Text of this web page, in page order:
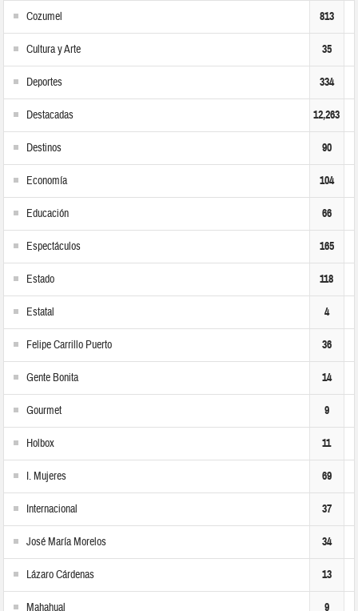
Cozumel 813
Cultura y Arte 35
Deportes 334
Destacadas 12,263
Destinos 90
Economía 104
Educación 66
Espectáculos 165
Estado 118
Estatal 4
Felipe Carrillo Puerto 36
Gente Bonita 14
Gourmet 9
Holbox 11
I. Mujeres 69
Internacional 37
José María Morelos 34
Lázaro Cárdenas 13
Mahahual 9